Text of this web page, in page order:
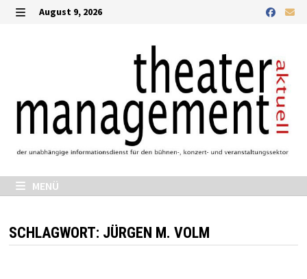
Zurück
August 9, 2026
MENÜ
SCHLAGWORT: JÜRGEN M. VOLM